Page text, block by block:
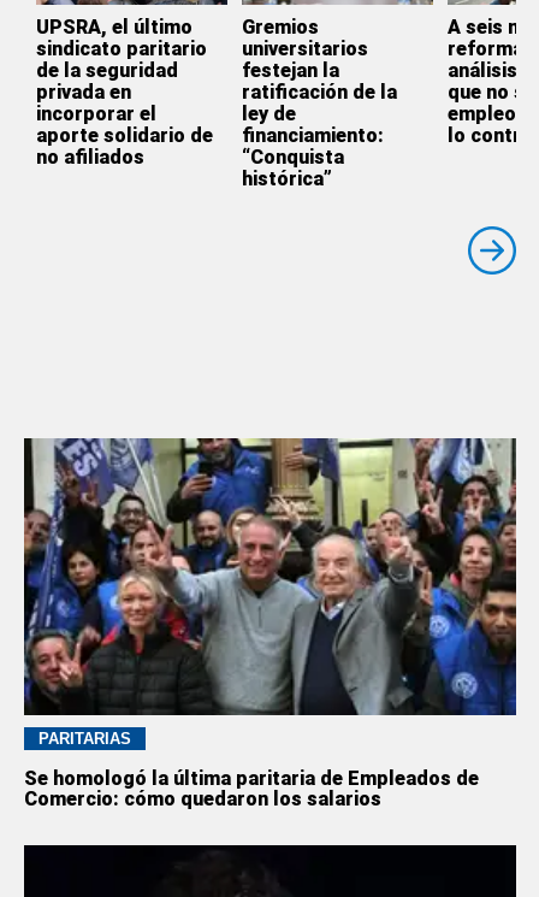
UPSRA, el último
sindicato paritario
de la seguridad
privada en
incorporar el
aporte solidario de
no afiliados
Gremios
universitarios
festejan la
ratificación de la
ley de
financiamiento:
“Conquista
histórica”
A seis
reforma
análisis
que no
empleo
lo
PARITARIAS
Se homologó la última paritaria de Empleados de
Comercio: cómo quedaron los salarios